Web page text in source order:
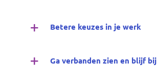
Betere keuzes in je werk
Ga verbanden zien en blijf bij